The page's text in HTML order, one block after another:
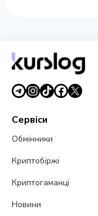
Сервіси
Обмінники
Криптобіржі
Криптогаманці
Новини